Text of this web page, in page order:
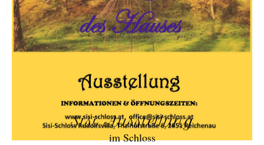
Sisi Ausstellung
im Schloss